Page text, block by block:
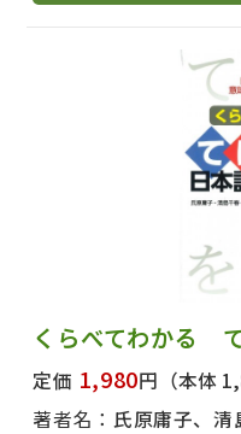
くらべてわかる
定価 1,980円 （本体
著者名： 氏原庸子、清